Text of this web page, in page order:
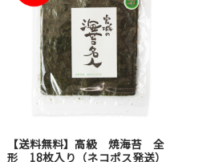
【送料無料】高級 焼海苔 全
形 18枚入り（ネコポス発送）